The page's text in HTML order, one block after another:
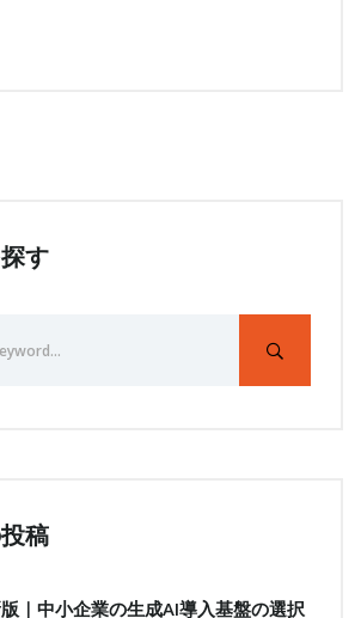
す
稿
｜中小企業の生成AI導入基盤の選択